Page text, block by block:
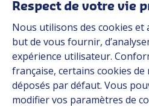
Applications
Solutions
Ressources
À propos
Carrière
Contact
Respect de votre vie
Nous utilisons des cookies et
but de vous fournir,
expérience utilisateur.
française, certains cookies
déposés par défaut. Vous
modifier vos paramètres de